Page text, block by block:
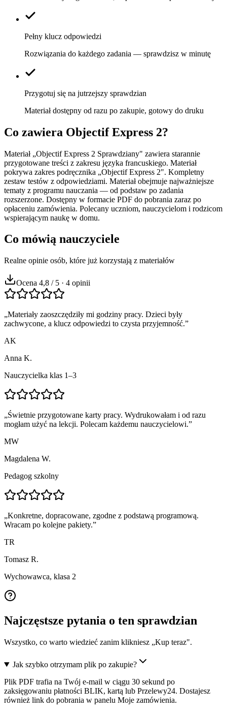
Pełny klucz odpowiedzi
Rozwiązania do każdego zadania — sprawdzisz w minutę
Przygotuj się na jutrzejszy sprawdzian
Materiał dostępny od razu po zakupie, gotowy do druku
Co zawiera Objectif Express 2?
Materiał „Objectif Express 2 Sprawdziany" zawiera starannie
przygotowane treści z zakresu języka francuskiego. Materiał
pokrywa zakres podręcznika „Objectif Express 2". Kompletny
zestaw testów z odpowiedziami. Materiał obejmuje najważniejsze
tematy z programu nauczania — od podstaw po zadania
rozszerzone. Dostępny w formacie PDF do pobrania zaraz po
opłaceniu zamówienia. Polecany uczniom, nauczycielom i rodzicom
wspierającym naukę w domu.
Co mówią nauczyciele
Realne opinie osób, które już korzystają z materiałów
Ocena 4,8 / 5 · 4 opinii
„Materiały zaoszczędziły mi godziny pracy. Dzieci były
zachwycone, a klucz odpowiedzi to czysta przyjemność.”
AK
Anna K.
Nauczycielka klas 1–3
„Świetnie przygotowane karty pracy. Wydrukowałam i od razu
mogłam użyć na lekcji. Polecam każdemu nauczycielowi.”
MW
Magdalena W.
Pedagog szkolny
„Konkretne, dopracowane, zgodne z podstawą programową.
Wracam po kolejne pakiety.”
TR
Tomasz R.
Wychowawca, klasa 2
Najczęstsze pytania o ten sprawdzian
Wszystko, co warto wiedzieć zanim klikniesz „Kup teraz".
Jak szybko otrzymam plik po zakupie?
Plik PDF trafia na Twój e-mail w ciągu 30 sekund po
zaksięgowaniu płatności BLIK, kartą lub Przelewy24. Dostajesz
również link do pobrania w panelu Moje zamówienia.